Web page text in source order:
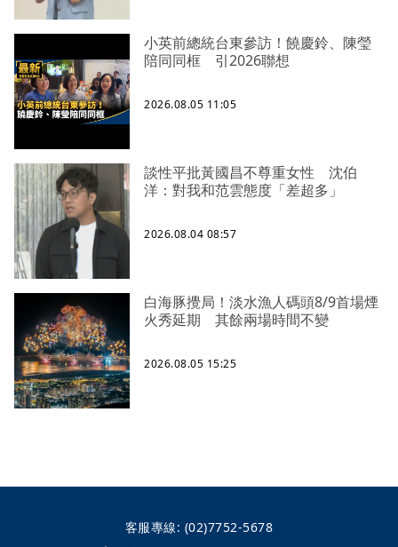
小英前總統台東參訪！饒慶鈴、陳瑩
陪同同框 引2026聯想
2026.08.05 11:05
談性平批黃國昌不尊重女性 沈伯
洋：對我和范雲態度「差超多」
2026.08.04 08:57
白海豚攪局！淡水漁人碼頭8/9首場煙
火秀延期 其餘兩場時間不變
2026.08.05 15:25
客服專線: (02)7752-5678